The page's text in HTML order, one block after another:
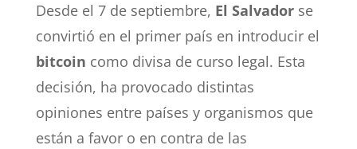
Desde el 7 de septiembre, El Salvadorse
convirtió en el primer país en introducir el
bitcoin como divisa de curso legal. Esta
decisión, ha provocado distintas
opiniones entre países y organismos que
están a favor o en contra de las